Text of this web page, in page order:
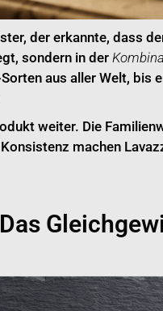
der erkannte, dass
sondern in der
aus aller Welt, bis
weiter. Die
machen